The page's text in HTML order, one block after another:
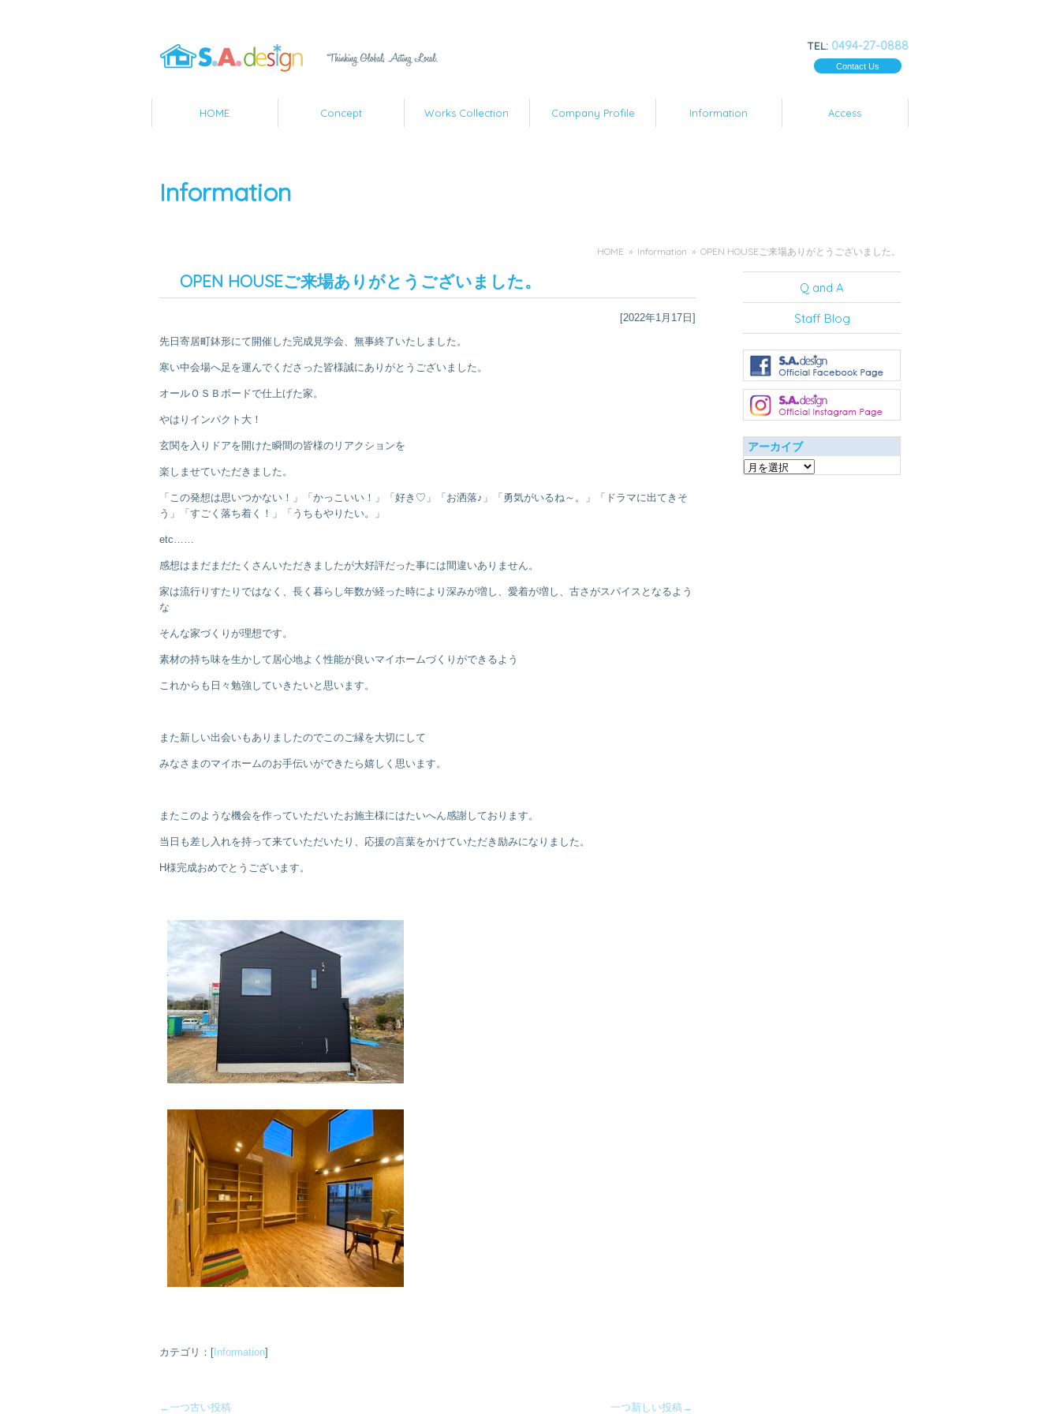
TEL: 0494-27-0888
Contact Us
HOME Concept Works Collection Company Profile Information Access
Information
HOME » Information » OPEN HOUSEご来場ありがとうございました。
Q and A
Staff Blog
アーカイブ
ア
OPEN HOUSEご来場ありがとうございました。
[2022年1月17日]
先日寄居町鉢形にて開催した完成見学会、無事終了いたしました。
寒い中会場へ足を運んでくださった皆様誠にありがとうございました。
オールＯＳＢボードで仕上げた家。
やはりインパクト大！
玄関を入りドアを開けた瞬間の皆様のリアクションを
楽しませていただきました。
「この発想は思いつかない！」「かっこいい！」「好き♡」「お洒落♪」「勇気がいるね～。」「ドラマに出てきそ
う」「すごく落ち着く！」「うちもやりたい。」
etc……
感想はまだまだたくさんいただきましたが大好評だった事には間違いありません。
家は流行りすたりではなく、長く暮らし年数が経った時により深みが増し、愛着が増し、古さがスパイスとなるよう
な
そんな家づくりが理想です。
素材の持ち味を生かして居心地よく性能が良いマイホームづくりができるよう
これからも日々勉強していきたいと思います。
また新しい出会いもありましたのでこのご縁を大切にして
みなさまのマイホームのお手伝いができたら嬉しく思います。
またこのような機会を作っていただいたお施主様にはたいへん感謝しております。
当日も差し入れを持って来ていただいたり、応援の言葉をかけていただき励みになりました。
H様完成おめでとうございます。
カテゴリ：[Information]
←一つ古い投稿 一つ新しい投稿→